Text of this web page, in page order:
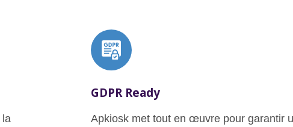
GDPR Ready
Apkiosk met tout en œuvre pour garantir